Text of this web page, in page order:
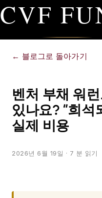
CVF
← 블로그로 돌아가기
벤처 부채 워
있나요? "희석
실제 비용
2026년 6월 19일 · 7 분 읽기